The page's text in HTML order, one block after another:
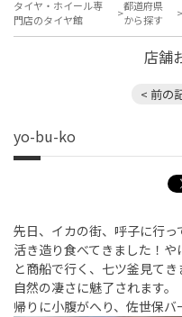
タイヤ・ホイール専
門店のタイヤ館
都道府県
から探す
店舗
< 前の
yo-bu-ko
先日、イカの街、呼子に行っ
活き造り食べてきました！や
と商船で行く、七ツ釜見てき
自然の凄さに魅了されます。
帰りに小腹がへり、佐世保